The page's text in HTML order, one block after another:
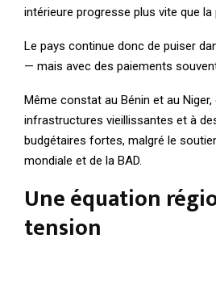
intérieure progresse plus vite que la
Le pays continue donc de puiser
— mais avec des paiements
Même constat au Bénin et au
infrastructures vieillissantes et à
budgétaires fortes, malgré le
mondiale et de la BAD.
Une équation
tension